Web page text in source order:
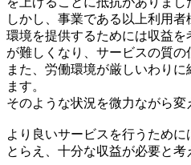
しかし、事業である以上利用
環境を提供するためには収益
が難しくなり、サービスの質の
また、労働環境が厳しいわり
ます。
そのような状況を微力ながら変
より良いサービスを行うため
とらえ、十分な収益が必要と考